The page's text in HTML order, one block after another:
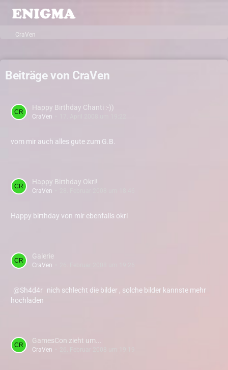
CraVen
Beiträge von CraVen
Happy Birthday Chanti :-))
CraVen
vom mir auch alles gute zum G.B.
Happy Birthday Okri!
CraVen
Happy birthday von mir ebenfalls okri
Galerie
CraVen
Sh4d4r nich schlecht die bilder , solche bilder kannste mehr
hochladen
GamesCon zieht um...
CraVen